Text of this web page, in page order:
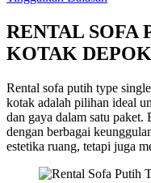
RENTAL SOFA
KOTAK DEPOK
Rental sofa putih type
kotak adalah pilihan ideal
dan gaya dalam satu paket.
dengan berbagai
estetika ruang, tetapi juga